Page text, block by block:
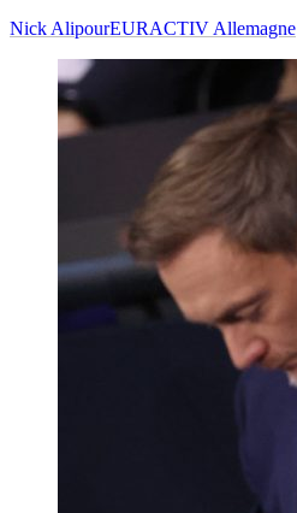
Nick AlipourEURACTIV Allemagne